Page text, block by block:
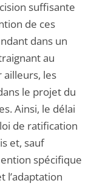
suffisante
de ces
dans un
au
ailleurs, les
le projet du
Ainsi, le délai
de ratification
et, sauf
spécifique
l’adaptation